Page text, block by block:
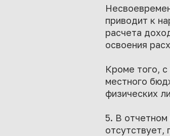
приводит к
расчета
освоения
Кроме того,
местного
физических
5. В
отсутствует,